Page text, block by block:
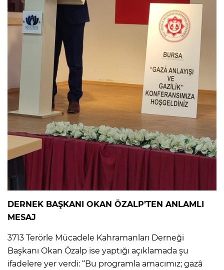
DERNEK BAŞKANI OKAN ÖZALP’TEN ANLAMLI
MESAJ
3713 Terörle Mücadele Kahramanları Derneği
Başkanı Okan Özalp ise yaptığı açıklamada şu
ifadelere yer verdi: “Bu programla amacımız; gazâ